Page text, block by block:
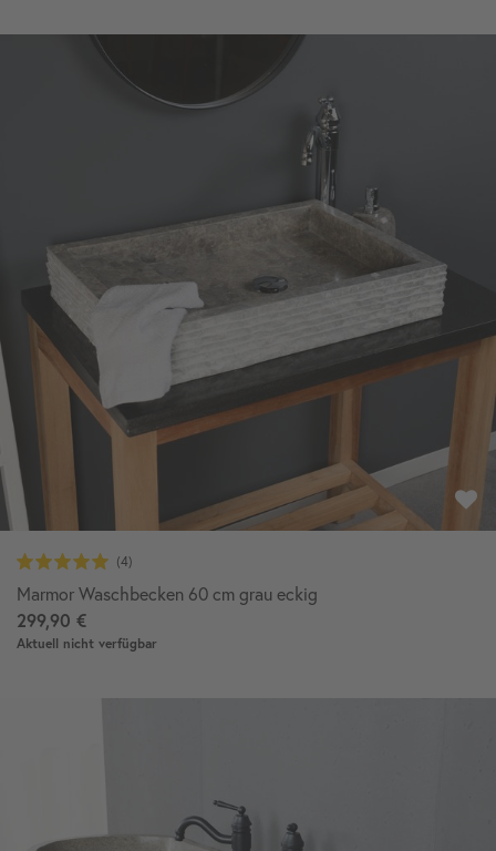
Marmor Waschbecken 60 cm grau eckig
299,90 €
Aktuell nicht verfügbar